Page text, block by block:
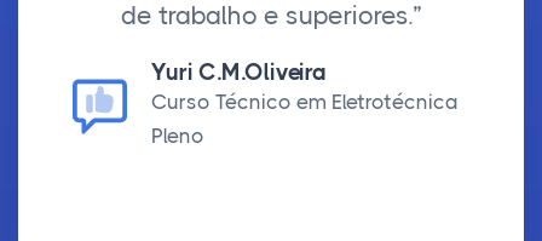
de trabalho e superiores.”
Yuri C.M.Oliveira
Curso Técnico em Eletrotécnica
Pleno